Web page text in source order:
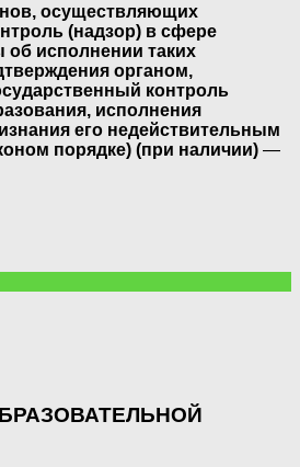
осуществляющих
(надзор) в сфере
об исполнении таких
органом,
контроль
исполнения
его недействительным
порядке) (при наличии) —